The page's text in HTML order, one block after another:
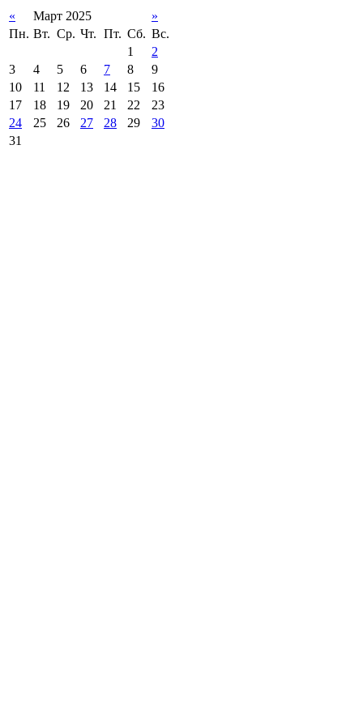
« Март 2025
»
Пн. Вт. Ср. Чт. Пт. Сб. Вс.
1
2
3
4 5 6 7 8
9
10
11 12 13 14 15
16
17
18 19 20 21 22
23
24
25 26 27 28 29
30
31